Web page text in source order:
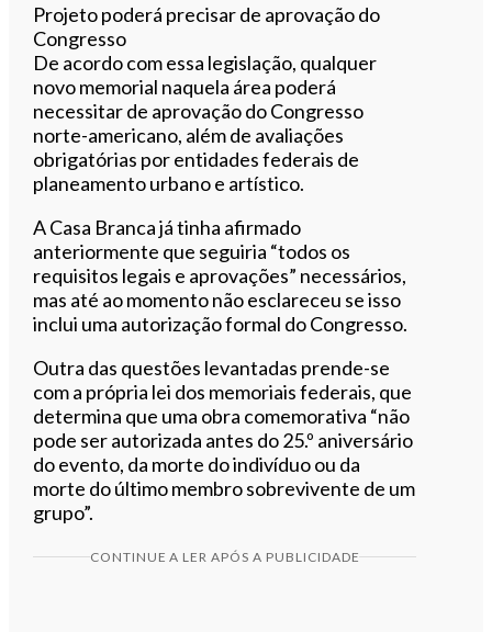
Projeto poderá precisar de aprovação do
Congresso
De acordo com essa legislação, qualquer
novo memorial naquela área poderá
necessitar de aprovação do Congresso
norte-americano, além de avaliações
obrigatórias por entidades federais de
planeamento urbano e artístico.
A Casa Branca já tinha afirmado
anteriormente que seguiria “todos os
requisitos legais e aprovações” necessários,
mas até ao momento não esclareceu se isso
inclui uma autorização formal do Congresso.
Outra das questões levantadas prende-se
com a própria lei dos memoriais federais, que
determina que uma obra comemorativa “não
pode ser autorizada antes do 25.º aniversário
do evento, da morte do indivíduo ou da
morte do último membro sobrevivente de um
grupo”.
CONTINUE A LER APÓS A PUBLICIDADE